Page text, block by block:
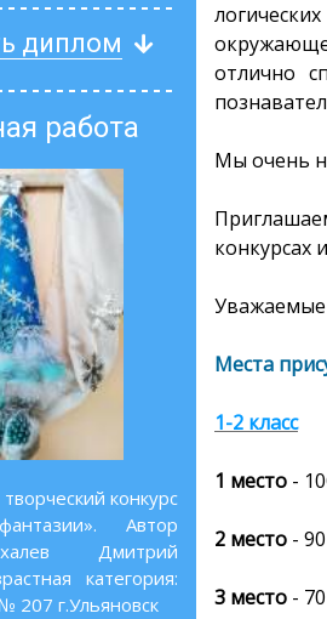
диплом
работа
конкурс
Автор
Дмитрий
категория:
г.Ульяновск
отлично
Мы очень
конкурсах
Уважаемые
Места
1-2 класс
1 место -
2 место -
3 место -